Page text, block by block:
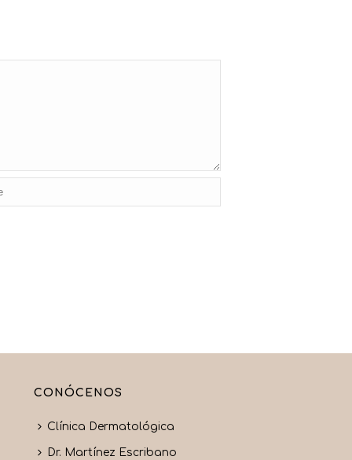
CONÓCENOS
Clínica Dermatológica
Dr. Martínez Escribano